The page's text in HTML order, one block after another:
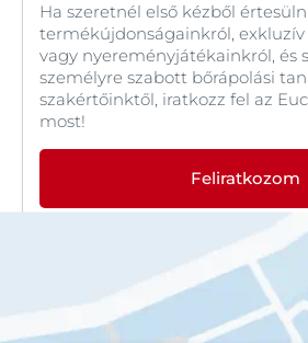
Ha szeretnél első kézből
termékújdonságainkról,
vagy nyereményjátékainkról, és
személyre szabott bőrápolási
szakértőinktől, iratkozz fel az
most!
Feliratkozom